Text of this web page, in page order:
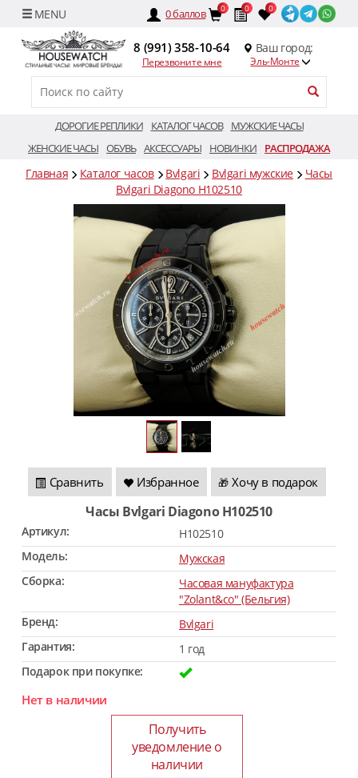
0баллов 0 0 0
8 (991) 358-10-64
Перезвоните мне
Ваш город:
Эль-Монте
ДОРОГИЕ РЕПЛИКИ КАТАЛОГ ЧАСОВ
МУЖСКИЕ ЧАСЫ
ЖЕНСКИЕ ЧАСЫ ОБУВЬ АКСЕССУАРЫ НОВИНКИ РАСПРОДАЖА
Главная Каталог часов Bvlgari Bvlgari мужские
Часы
Bvlgari Diagono H102510
Сравнить Избранное 🎁 Хочу в подарок
Часы Bvlgari Diagono H102510
Артикул:
H102510
Модель:
Мужская
Сборка:
Часовая мануфактура
"Zolant&co" (Бельгия)
Бренд:
Bvlgari
Гарантия:
1 год
Подарок при покупке:
Нет в наличии
Получить
уведомление о
наличии